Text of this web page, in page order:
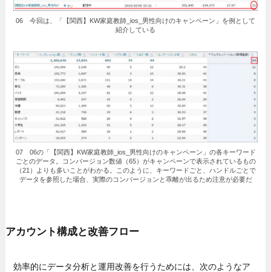
06 今回は、「【関西】KW家庭教師_ios_男性向けのキャンペーン」を例として
紹介している
07 06の「【関西】KW家庭教師_ios_男性向けのキャンペーン」の各キーワード
ごとのデータ。コンバージョン数値（65）がキャンペーンで表示されているもの
（21）よりも多いことがわかる。このように、キーワードごと、ハンドルごとで
データを参照した場合、実際のコンバージョンと乖離が出るため注意が必要だ
アカウント構成と改善フロー
効率的にデータ分析と運用改善を行うためには、次のようなア